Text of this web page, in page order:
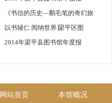
《书信的历史—鹅毛笔的奇幻旅
以书辅仁 阅纳世界∣梁平区图
2014年梁平县图书馆年度报
网站首页 本馆概况